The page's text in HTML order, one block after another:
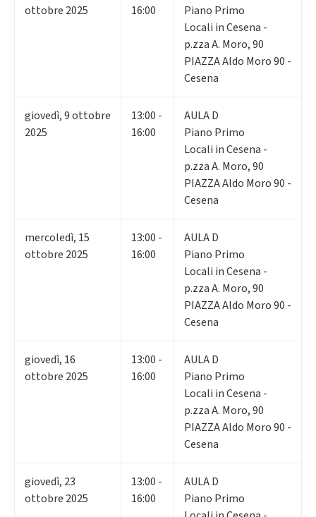
ottobre 2025
16:00
Piano Primo
Locali in Cesena -
p.zza A. Moro, 90
PIAZZA Aldo Moro 90 -
Cesena
giovedì,9ottobre
2025
13:00 -
16:00
AULA D
Piano Primo
Locali in Cesena -
p.zza A. Moro, 90
PIAZZA Aldo Moro 90 -
Cesena
mercoledì, 15
ottobre 2025
13:00 -
16:00
AULA D
Piano Primo
Locali in Cesena -
p.zza A. Moro, 90
PIAZZA Aldo Moro 90 -
Cesena
giovedì, 16
ottobre 2025
13:00 -
16:00
AULA D
Piano Primo
Locali in Cesena -
p.zza A. Moro, 90
PIAZZA Aldo Moro 90 -
Cesena
giovedì, 23
ottobre 2025
13:00 -
16:00
AULA D
Piano Primo